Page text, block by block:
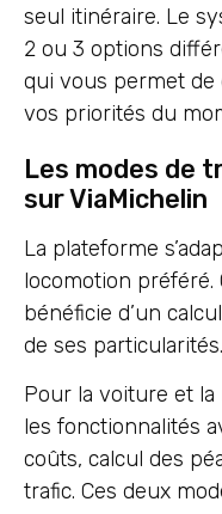
seul itinéraire. Le
2 ou 3 options
qui vous permet de
vos priorités du
Les modes de
sur ViaMichelin
La plateforme
locomotion
bénéficie d’un
de ses particularités.
Pour la voiture et
les fonctionnalités
coûts, calcul des
trafic. Ces deux